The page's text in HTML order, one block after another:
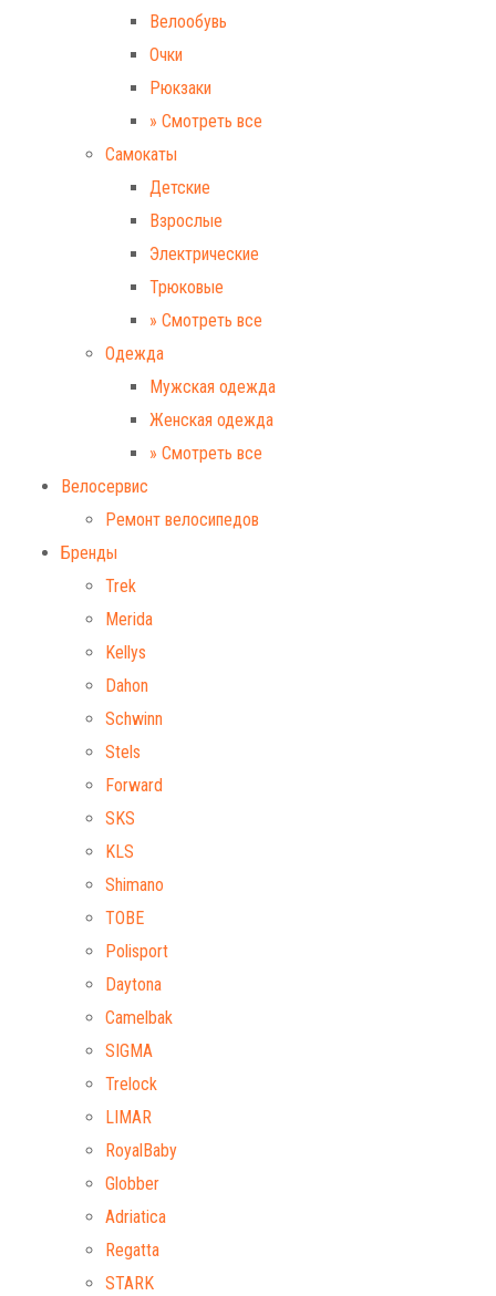
Велообувь
Очки
Рюкзаки
» Смотреть все
Самокаты
Детские
Взрослые
Электрические
Трюковые
» Смотреть все
Одежда
Мужская одежда
Женская одежда
» Смотреть все
Велосервис
Ремонт велосипедов
Бренды
Trek
Merida
Kellys
Dahon
Schwinn
Stels
Forward
SKS
KLS
Shimano
TOBE
Polisport
Daytona
Camelbak
SIGMA
Trelock
LIMAR
RoyalBaby
Globber
Adriatica
Regatta
STARK